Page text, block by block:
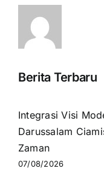
Berita Terbaru
Integrasi Visi
Darussalam
Zaman
07/08/2026